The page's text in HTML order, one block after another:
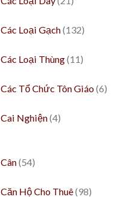
Các Loại Gạch(132)
Các Loại Thùng(11)
Các Tổ Chức Tôn Giáo(6)
Cai Nghiện(4)
Cân(54)
Căn Hộ Cho Thuê(98)